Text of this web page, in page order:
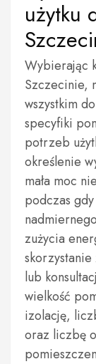
użytku
Wybierając
Szczecinie,
wszystkim
specyfiki
potrzeb
określenie
mała moc
podczas
zużycia
lub
wielkość
izolację,
oraz liczbę